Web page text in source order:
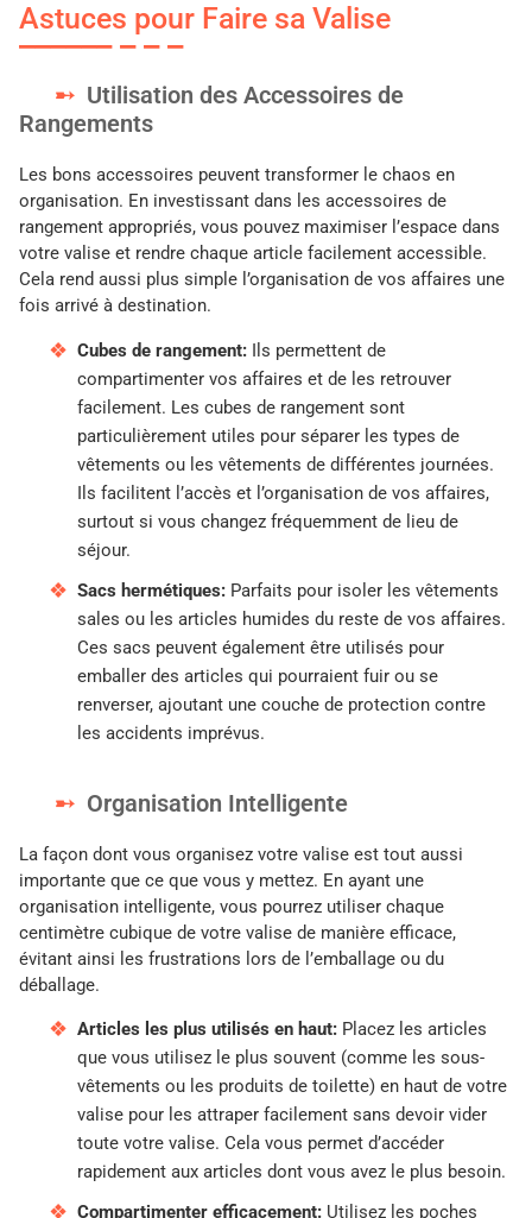
Astuces pour Faire sa Valise
Utilisation des Accessoires de
Rangements
Les bons accessoires peuvent transformer le chaos en
organisation. En investissant dans les accessoires de
rangement appropriés, vous pouvez maximiser l’espace dans
votre valise et rendre chaque article facilement accessible.
Cela rend aussi plus simple l’organisation de vos affaires une
fois arrivé à destination.
Cubes de rangement: Ils permettent de
compartimenter vos affaires et de les retrouver
facilement. Les cubes de rangement sont
particulièrement utiles pour séparer les types de
vêtements ou les vêtements de différentes journées.
Ils facilitent l’accès et l’organisation de vos affaires,
surtout si vous changez fréquemment de lieu de
séjour.
Sacs hermétiques: Parfaits pour isoler les vêtements
sales ou les articles humides du reste de vos affaires.
Ces sacs peuvent également être utilisés pour
emballer des articles qui pourraient fuir ou se
renverser, ajoutant une couche de protection contre
les accidents imprévus.
Organisation Intelligente
La façon dont vous organisez votre valise est tout aussi
importante que ce que vous y mettez. En ayant une
organisation intelligente, vous pourrez utiliser chaque
centimètre cubique de votre valise de manière efficace,
évitant ainsi les frustrations lors de l’emballage ou du
déballage.
Articles les plus utilisés en haut: Placez les articles
que vous utilisez le plus souvent (comme les sous-
vêtements ou les produits de toilette) en haut de votre
valise pour les attraper facilement sans devoir vider
toute votre valise. Cela vous permet d’accéder
rapidement aux articles dont vous avez le plus besoin.
Compartimenter efficacement: Utilisez les poches